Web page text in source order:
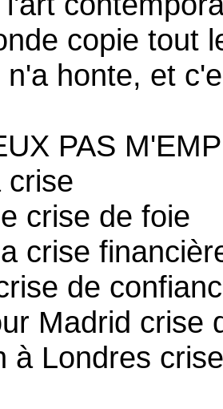
copie tout
n'a honte, et
PAS
crise
crise de foie
crise
de
Madrid crise
à Londres